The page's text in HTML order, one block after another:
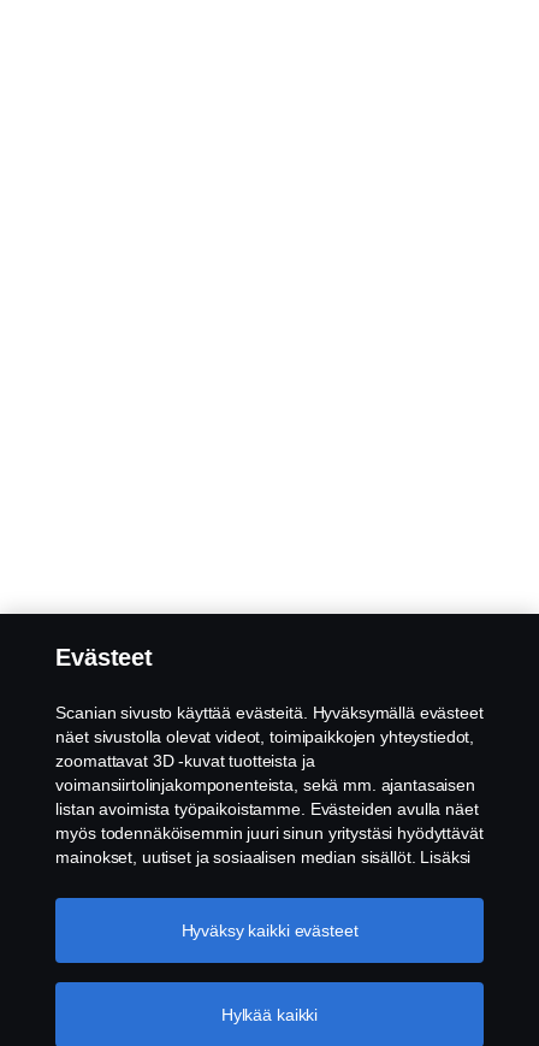
Evästeet
Scanian sivusto käyttää evästeitä. Hyväksymällä evästeet
näet sivustolla olevat videot, toimipaikkojen yhteystiedot,
zoomattavat 3D -kuvat tuotteista ja
voimansiirtolinjakomponenteista, sekä mm. ajantasaisen
listan avoimista työpaikoistamme. Evästeiden avulla näet
myös todennäköisemmin juuri sinun yritystäsi hyödyttävät
mainokset, uutiset ja sosiaalisen median sisällöt. Lisäksi
parantamiseksi, kun hyväksyt evästeet. Klikkaamalla
"Hyväksyn evästeet" annat suostumuksesi kaikkien
evästeistä löydät täältä: Lisätietoja yksityisyydestäsi
Hylkää kaikki
Hyväksy kaikki evästeet